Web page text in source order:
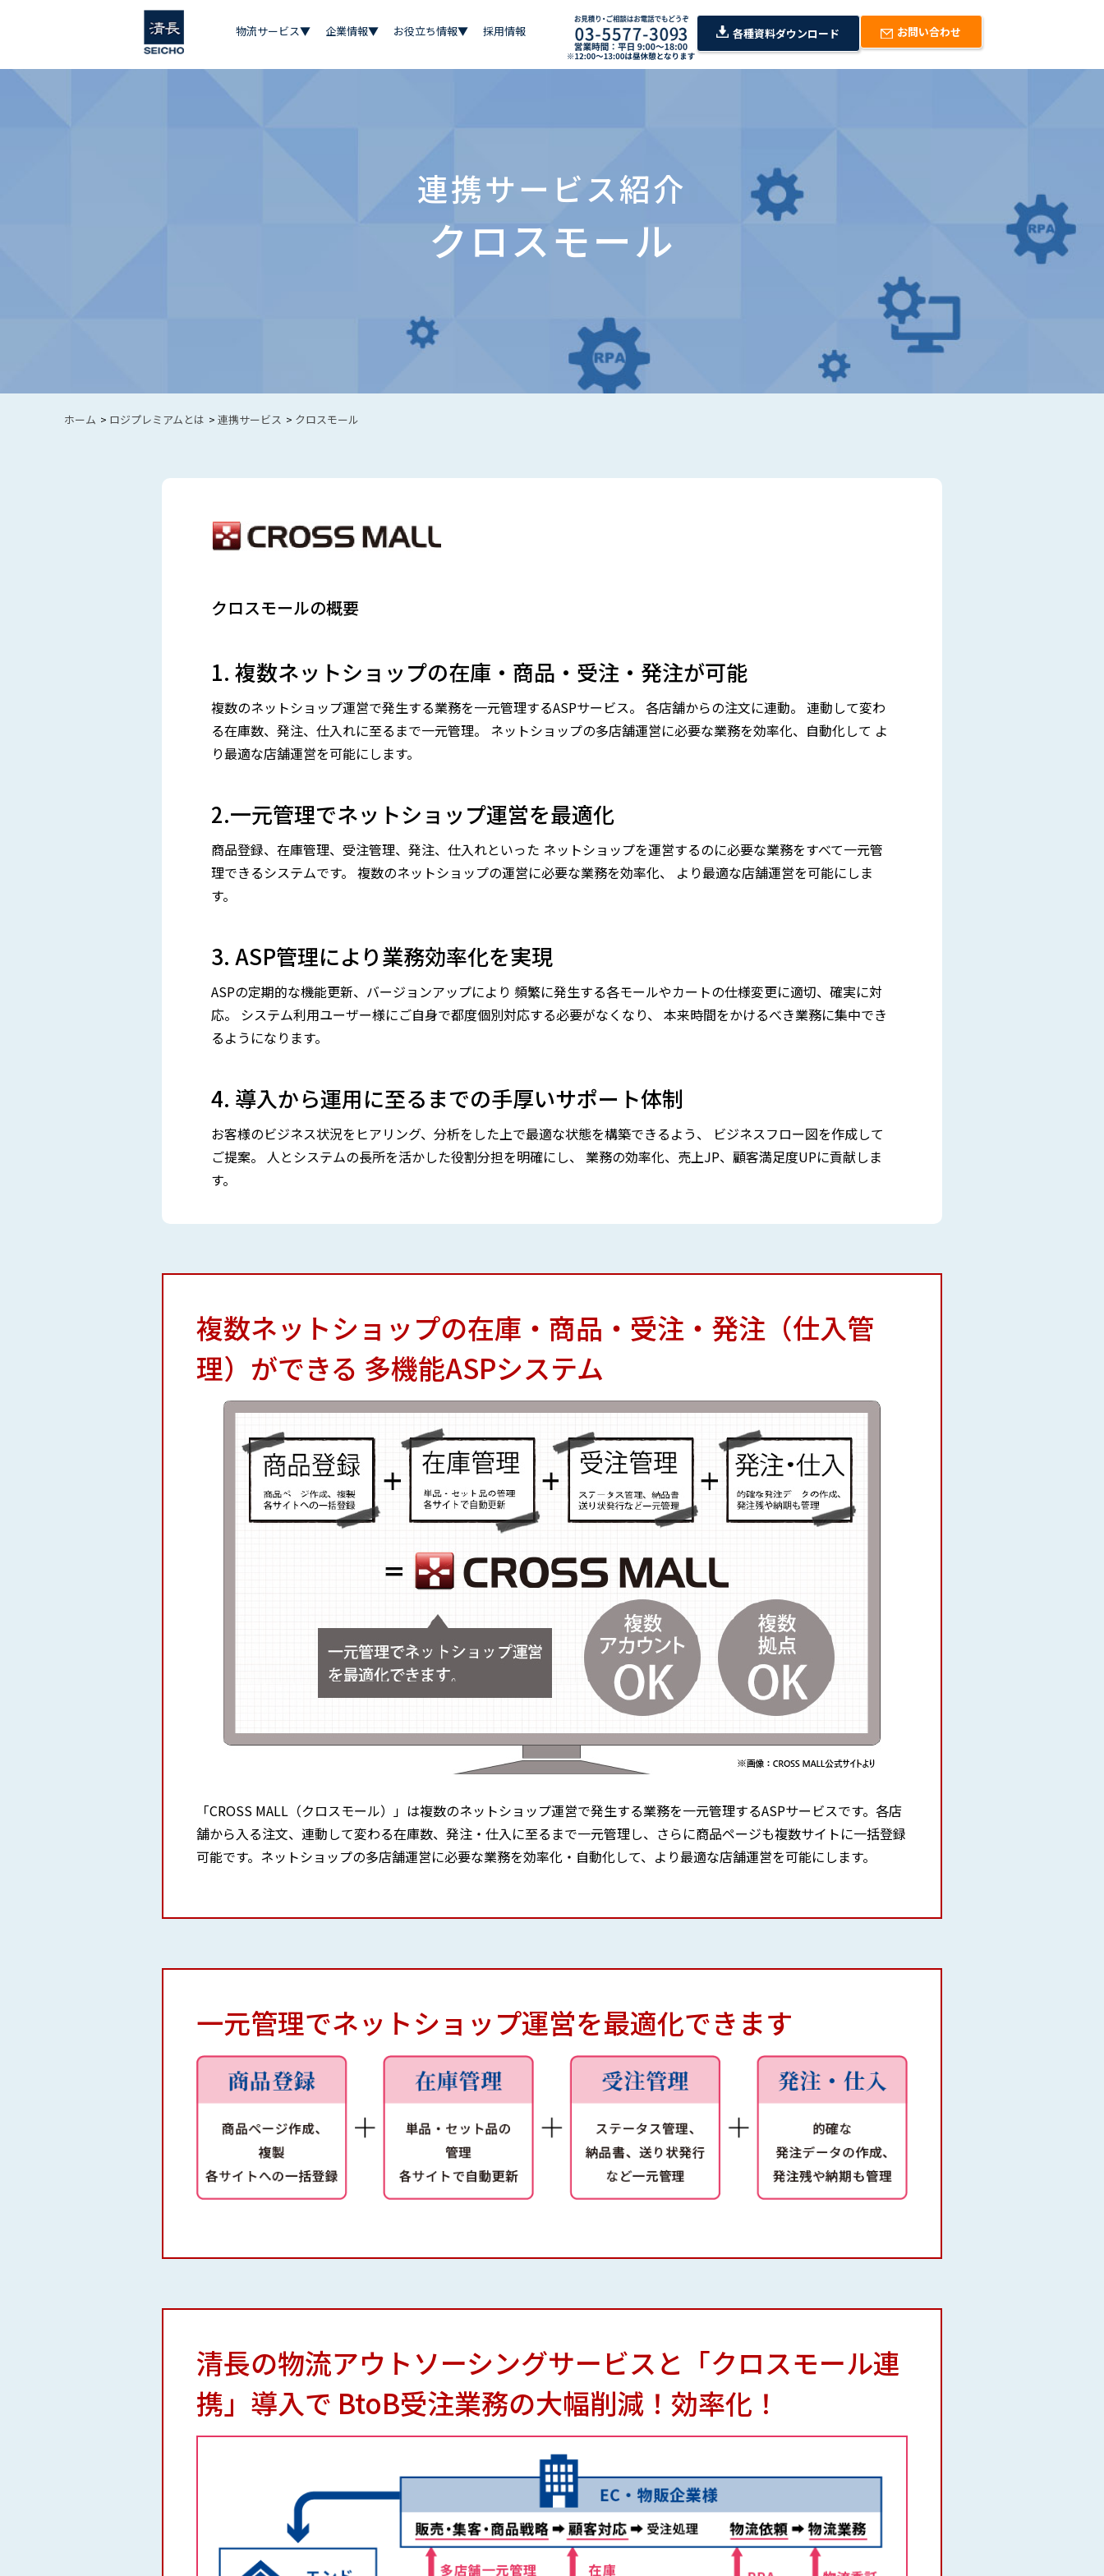
物流サービス▼ 企業情報▼ お役立ち情報▼ 採用情報 各種資料ダウンロード お問い合わせ
連携サービス紹介
クロスモール
ホーム > ロジプレミアムとは > 連携サービス > クロスモール
クロスモールの概要
1. 複数ネットショップの在庫・商品・受注・発注が可能
複数のネットショップ運営で発生する業務を一元管理するASPサービス。 各店舗からの注文に連動。 連動して変わ
る在庫数、発注、仕入れに至るまで一元管理。 ネットショップの多店舗運営に必要な業務を効率化、自動化して よ
り最適な店舗運営を可能にします。
2.一元管理でネットショップ運営を最適化
商品登録、在庫管理、受注管理、発注、仕入れといった ネットショップを運営するのに必要な業務をすべて一元管
理できるシステムです。 複数のネットショップの運営に必要な業務を効率化、 より最適な店舗運営を可能にしま
す。
3. ASP管理により業務効率化を実現
ASPの定期的な機能更新、バージョンアップにより 頻繁に発生する各モールやカートの仕様変更に適切、確実に対
応。 システム利用ユーザー様にご自身で都度個別対応する必要がなくなり、 本来時間をかけるべき業務に集中でき
るようになります。
4. 導入から運用に至るまでの手厚いサポート体制
お客様のビジネス状況をヒアリング、分析をした上で最適な状態を構築できるよう、 ビジネスフロー図を作成して
ご提案。 人とシステムの長所を活かした役割分担を明確にし、 業務の効率化、売上JP、顧客満足度UPに貢献しま
す。
複数ネットショップの在庫・商品・受注・発注（仕入管
理）ができる 多機能ASPシステム
「CROSS MALL（クロスモール）」は複数のネットショップ運営で発生する業務を一元管理するASPサービスです。各店
舗から入る注文、連動して変わる在庫数、発注・仕入に至るまで一元管理し、さらに商品ページも複数サイトに一括登録
可能です。ネットショップの多店舗運営に必要な業務を効率化・自動化して、より最適な店舗運営を可能にします。
一元管理でネットショップ運営を最適化できます
清長の物流アウトソーシングサービスと「クロスモール連
携」導入で BtoB受注業務の大幅削減！効率化！